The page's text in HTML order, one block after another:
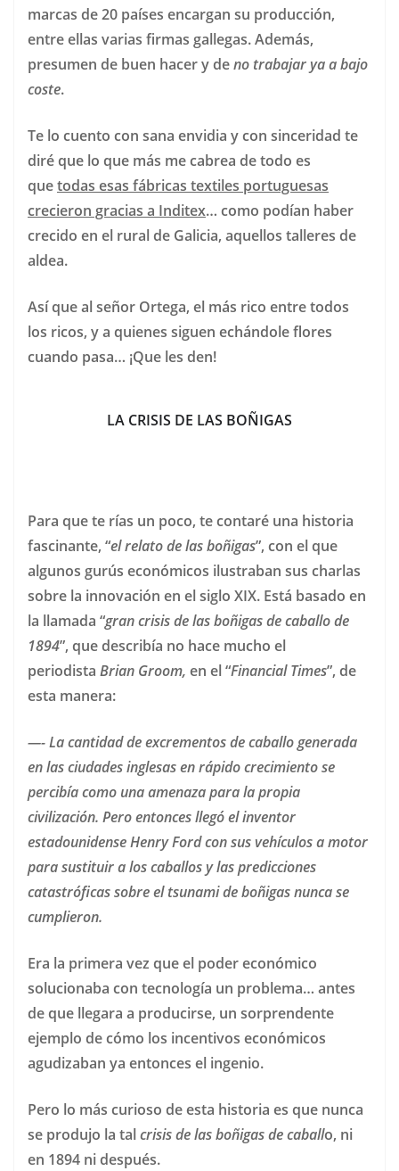
marcas de 20 países encargan su producción,
entre ellas varias firmas gallegas. Además,
presumen de buen hacer y deno trabajar ya a bajo
coste.
Te lo cuento con sana envidia y con sinceridad te
diré que lo que más me cabrea de todo es
quetodas esas fábricas textiles portuguesas
crecieron gracias a Inditex… como podían haber
crecido en el rural de Galicia, aquellos talleres de
aldea.
Así que al señor Ortega, el más rico entre todos
los ricos, y a quienes siguen echándole flores
cuando pasa… ¡Que les den!
LA CRISIS DE LAS BOÑIGAS
Para que te rías un poco, te contaré una historia
fascinante, “el relato de las boñigas”, con el que
algunos gurús económicos ilustraban sus charlas
sobre la innovación en el siglo XIX. Está basado en
la llamada “gran crisis de las boñigas de caballo de
1894”, que describía no hace mucho el
periodista Brian Groom, en el “Financial Times”, de
esta manera:
—- La cantidad de excrementos de caballo generada
en las ciudades inglesas en rápido crecimiento se
percibía como una amenaza para la propia
civilización. Pero entonces llegó el inventor
estadounidense Henry Ford con sus vehículos a motor
para sustituir a los caballos y las predicciones
catastróficas sobre el tsunami de boñigas nunca se
cumplieron.
Era la primera vez que el poder económico
solucionaba con tecnología un problema… antes
de que llegara a producirse, un sorprendente
ejemplo de cómo los incentivos económicos
agudizaban ya entonces el ingenio.
Pero lo más curioso de esta historia es que nunca
se produjo la talcrisis de las boñigas de caballo, ni
en 1894 ni después.